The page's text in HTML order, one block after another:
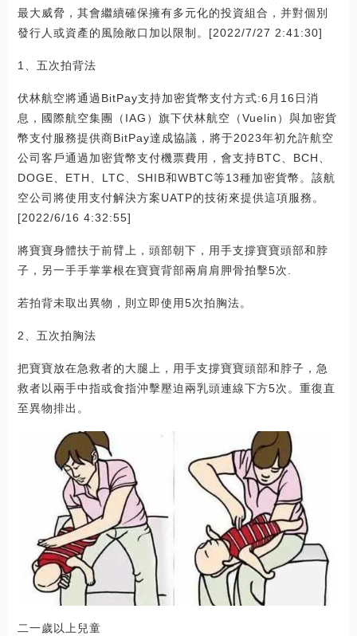
最大威脅，其會繼續確保擁有多元化的投資組合，并對個別
發行人或資產的風險敞口加以限制。[2022/7/27 2:41:30]
1、五次拍背法
伏林航空將通過BitPay支持加密貨幣支付方式:6月16日消
息，國際航空集團（IAG）旗下伏林航空（Vuelin）與加密貨
幣支付服務提供商BitPay達成協議，將于2023年初允許航空
公司客戶通過加密貨幣支付機票費用，會支持BTC、BCH、
DOGE、ETH、LTC、SHIB和WBTC等13種加密貨幣。該航
空公司將使用支付解決方案UATP的技術來提供這項服務。
[2022/6/16 4:32:55]
將寶寶身體扶于前臂上，頭部朝下，用手支撐寶寶頭部和脖
子，另一手手掌掌根在寶寶背部兩肩肩胛骨拍擊5次.
若拍背未取出異物，則立即使用5次拍胸法。
2、五次拍胸法
把寶寶放在急救者的大腿上，用手支撐寶寶頭部和脖子，急
救者以兩手中指或食指沖擊壓迫兩乳頭連線下方5次。重復直
至異物排出。
二一歲以上兒童